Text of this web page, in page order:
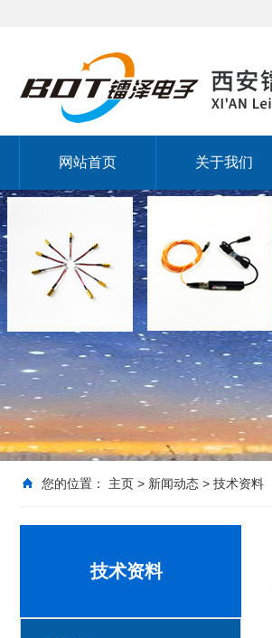
网站首页 关于我们
您的位置： 主页 > 新闻动态 > 技术资料
技术资料